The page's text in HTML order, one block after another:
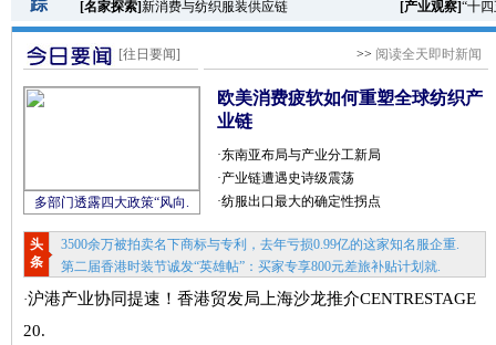
踪
[名家探索]新消费与纺织服装供应链 [产业观察]“十
[往日要闻] >> 阅读全天即时新闻
多部门透露四大政策“风向.
欧美消费疲软如何重塑全球纺织产
业链
·东南亚布局与产业分工新局
·产业链遭遇史诗级震荡
·纺服出口最大的确定性拐点
头
条
3500余万被拍卖名下商标与专利，去年亏损0.99亿的这家知名服企重.
第二届香港时装节诚发“英雄帖”：买家专享800元差旅补贴计划就.
·沪港产业协同提速！香港贸发局上海沙龙推介CENTRESTAGE
20.